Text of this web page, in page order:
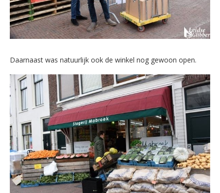
Daarnaast was natuurlijk ook de winkel nog gewoon open.